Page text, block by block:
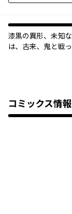
漆黒の異形、未知
は、古来、鬼と戦
室へ向かう。しか
ドラゴンエイジ（
コミックス情報